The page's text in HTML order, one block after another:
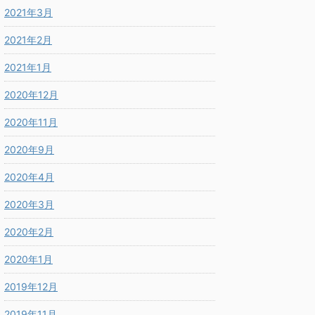
2021年3月
2021年2月
2021年1月
2020年12月
2020年11月
2020年9月
2020年4月
2020年3月
2020年2月
2020年1月
2019年12月